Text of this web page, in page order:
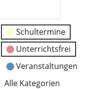
Schultermine
Unterrichtsfrei
Veranstaltungen
Alle Kategorien